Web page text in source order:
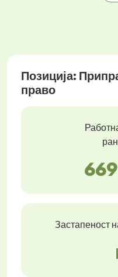
Позиција:
право
Застапеност